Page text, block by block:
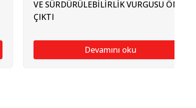
VE SÜRDÜRÜLEBİLİRLİK VURGUSU ÖNE
ÇIKTI
Devamını oku